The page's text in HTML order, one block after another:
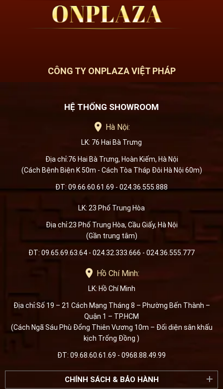
CÔNG TY ONPLAZA VIỆT PHÁP
HỆ THỐNG SHOWROOM
Hà Nội:
LK: 76 Hai Bà Trưng
Địa chỉ:76 Hai Bà Trưng, Hoàn Kiếm, Hà Nội
(Cách Bệnh Biện K 50m - Cách Tòa Tháp Đôi Hà Nội 60m)
ĐT: 09.66.60.61.69 - 024.36.555.888
LK: 23 Phố Trung Hòa
Địa chỉ:23 Phố Trung Hòa, Cầu Giấy, Hà Nội
(Gần trung tâm)
ĐT: 09.65.69.63.64 - 024.32.333.666 - 024.36.555.777
Hồ Chí Minh:
LK: Hồ Chí Minh
Địa chỉ:Số 19 – 21 Cách Mạng Tháng 8 – Phường Bến Thành –
Quận 1 – TP.HCM
(Cách Ngã Sáu Phù Đổng Thiên Vương 10m – Đối diện sân khấu
kịch Trống Đồng )
ĐT: 09.68.60.61.69 - 0968.88.49.99
CHÍNH SÁCH & BẢO HÀNH